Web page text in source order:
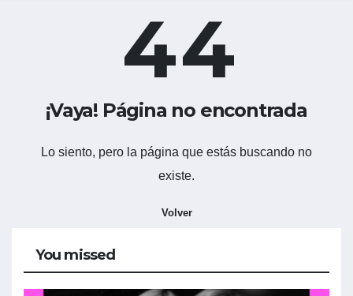
44
¡Vaya! Página no encontrada
Lo siento, pero la página que estás buscando no
existe.
Volver
You missed